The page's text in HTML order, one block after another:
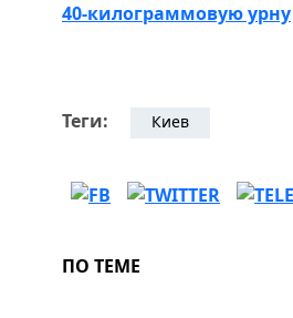
40-килограммовую урну
Теги: Киев
ПО ТЕМЕ